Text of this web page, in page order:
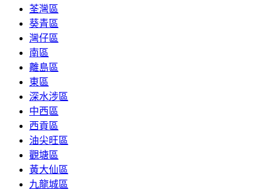
荃灣區
葵青區
灣仔區
南區
離島區
東區
深水涉區
中西區
西貢區
油尖旺區
觀塘區
黃大仙區
九龍城區